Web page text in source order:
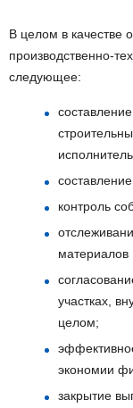
В целом в качестве
производственно-
следующее:
контроль
материалов
участках,
целом;
экономии
закрытие